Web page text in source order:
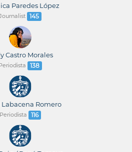
Paredes López
145
Castro Morales
138
Romero
Periodista 116